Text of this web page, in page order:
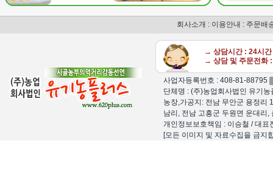
회사소개 : 이용안내 : 주문배
→ 상담시간 : 24시간
→ 상담 및 주문전화
사업자등록번호 : 408-81-88795
단체명 : (주)농업회사법인 유기
농장,가공지: 전남 무안군 용정리
남리, 전남 고흥군 두원면 운대리
개인정보보호책임 : 이승철 / 대
[모든 이미지 및 자료수집을 금지